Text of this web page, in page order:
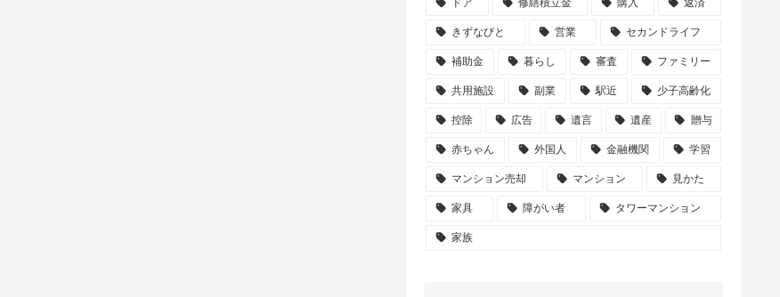
ドア 修繕積立金 購入 返済
きずなびと 営業 セカンドライフ
補助金 暮らし 審査 ファミリー
共用施設 副業 駅近 少子高齢化
控除 広告 遺言 遺産 贈与
赤ちゃん 外国人 金融機関 学習
マンション売却 マンション 見かた
家具 障がい者 タワーマンション
家族